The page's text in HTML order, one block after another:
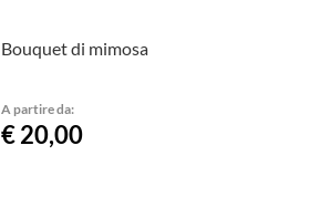
Bouquet di mimosa
A partire da:
€ 20,00